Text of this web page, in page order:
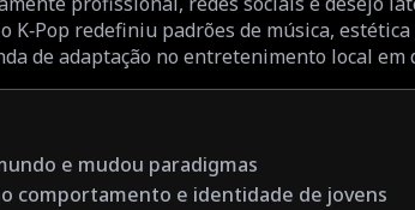
K‑Pop redefiniu padrões de música,
de adaptação no entretenimento local em
e mudou paradigmas
comportamento e identidade de jovens